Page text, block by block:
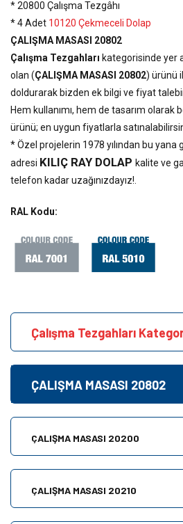
* 20800 Çalışma Tezgâhı
* 4 Adet 10120 Çekmeceli Dolap
ÇALIŞMA MASASI 20802
Çalışma Tezgahları kategorisinde yer
olan (ÇALIŞMA MASASI 20802) ürünü
doldurarak bizden ek bilgi ve fiyat
Hem kullanımı, hem de tasarım
ürünü; en uygun fiyatlarla
* Özel projelerin 1978 yılından bu yana
adresi KILIÇ RAY DOLAP kalite ve
telefon kadar uzağınızdayız!.
RAL Kodu:
Çalışma Tezgahları
ÇALIŞMA MASASI 20802
ÇALIŞMA MASASI 20200
ÇALIŞMA MASASI 20210